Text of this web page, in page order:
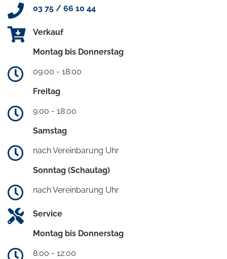
03 75 / 66 10 44
Verkauf
Montag bis Donnerstag
09:00 - 18:00
Freitag
9:00 - 18:00
Samstag
nach Vereinbarung Uhr
Sonntag (Schautag)
nach Vereinbarung Uhr
Service
Montag bis Donnerstag
8:00 - 12:00